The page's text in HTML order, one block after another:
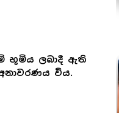
භූමිය ලබාදී ඇති
විය.